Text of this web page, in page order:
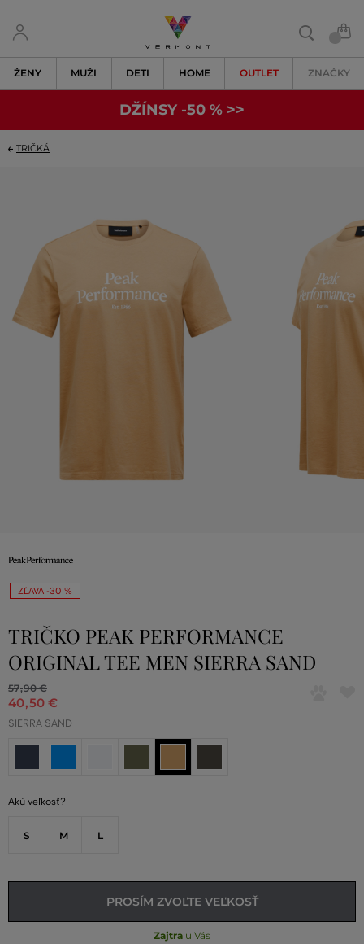
ŽENY MUŽI DETI HOME OUTLET ZNAČKY
DŽÍNSY -50 % >>
TRIČKÁ
ZĽAVA -30 %
TRIČKO PEAK PERFORMANCE
ORIGINAL TEE MEN SIERRA SAND
57,90 €
40,50 €
SIERRA SAND
Akú veľkosť?
S M L
PROSÍM ZVOĽTE VEĽKOSŤ
Zajtra u Vás